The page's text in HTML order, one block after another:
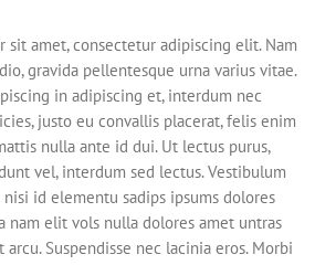
sit amet, consectetur adipiscing elit. Nam
gravida pellentesque urna varius vitae.
in adipiscing et, interdum nec
justo eu convallis placerat, felis enim
nulla ante id dui. Ut lectus purus,
vel, interdum sed lectus. Vestibulum
id elementu sadips ipsums dolores
nam elit vols nulla dolores amet untras
arcu. Suspendisse nec lacinia eros. Morbi